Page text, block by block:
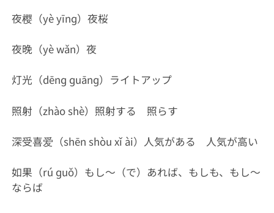
夜樱（yè yīnɡ）夜桜
夜晚（yè wǎn）夜
灯光（dēnɡ ɡuānɡ）ライトアップ
照射（zhào shè）照射する 照らす
深受喜爱（shēn shòu xǐ ài）人気がある 人気が高い
如果（rú ɡuǒ）もし～（で）あれば、もしも、もし～
ならば